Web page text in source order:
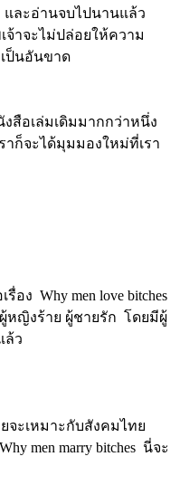
ละอ่านจบไปนานแล้ว
าจะไม่ปล่อยให้ความ
ป็นอันขาด
สือเล่มเดิมมากกว่าหนึ่ง
าก็จะได้มุมมองใหม่ที่เรา
ง Why men love bitches
หญิงร้าย ผู้ชายรัก โดยมีผู้
ล้ว
ะเหมาะกับสังคมไทย
men marry bitches นี่จะ